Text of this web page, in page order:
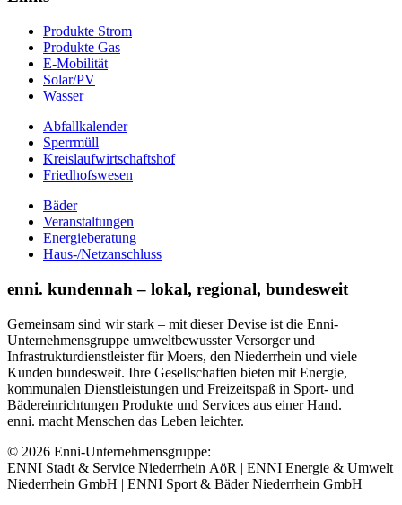
Produkte Strom
Produkte Gas
E-Mobilität
Solar/PV
Wasser
Abfallkalender
Sperrmüll
Kreislaufwirtschaftshof
Friedhofswesen
Bäder
Veranstaltungen
Energieberatung
Haus-/Netzanschluss
enni. kundennah – lokal, regional, bundesweit
Gemeinsam sind wir stark – mit dieser Devise ist die Enni-
Unternehmensgruppe umweltbewusster Versorger und
Infrastrukturdienstleister für Moers, den Niederrhein und viele
Kunden bundesweit. Ihre Gesellschaften bieten mit Energie,
kommunalen Dienstleistungen und Freizeitspaß in Sport- und
Bädereinrichtungen Produkte und Services aus einer Hand.
enni. macht Menschen das Leben leichter.
© 2026 Enni-Unternehmensgruppe:
ENNI Stadt & Service Niederrhein AöR | ENNI Energie & Umwelt
Niederrhein GmbH | ENNI Sport & Bäder Niederrhein GmbH